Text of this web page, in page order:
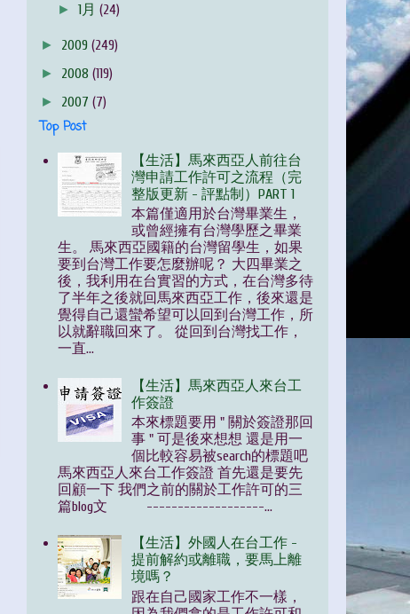
►1月(24)
► 2009 (249)
► 2008 (119)
► 2007 (7)
Top Post
【生活】馬來西亞人前往台
灣申請工作許可之流程（完
整版更新 - 評點制）PART 1
本篇僅適用於台灣畢業生，
或曾經擁有台灣學歷之畢業
生。 馬來西亞國籍的台灣留學生，如果
要到台灣工作要怎麼辦呢？ 大四畢業之
後，我利用在台實習的方式，在台灣多待
了半年之後就回馬來西亞工作，後來還是
覺得自己還蠻希望可以回到台灣工作，所
以就辭職回來了。 從回到台灣找工作，
一直...
【生活】馬來西亞人來台工
作簽證
本來標題要用 " 關於簽證那回
事 " 可是後來想想 還是用一
個比較容易被search的標題吧
馬來西亞人來台工作簽證 首先還是要先
回顧一下 我們之前的關於工作許可的三
篇blog文 -------------------...
【生活】外國人在台工作 -
提前解約或離職，要馬上離
境嗎？
跟在自己國家工作不一樣，